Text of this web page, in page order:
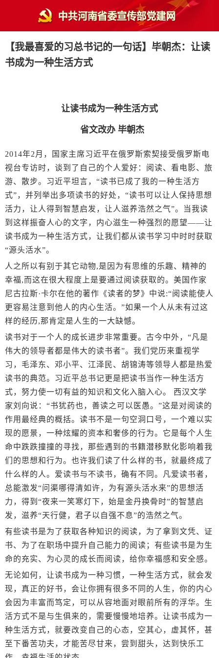
【我最喜爱的习总书记的一句话】毕朝杰：让读
书成为一种生活方式
让读书成为一种生活方式
省文改办 毕朝杰
2014年2月，国家主席习近平在俄罗斯索契接受俄罗斯电
视台专访时，谈到了自己的个人爱好：阅读、看电影、旅
游、散步。习近平坦言，“读书已成了我的一种生活方
式”，并列举出多项读书的好处，“读书可以让人保持思想
活力，让人得到智慧启发，让人滋养浩然之气”。当我读
到这样振奋人心的文字，内心滋生一种强烈的愿望——让
读书成为一种生活方式，让我们都从读书学习中时时获取
“源头活水”。
人之所以有别于其它动物,是因为有思维的乐趣、精神的
幸福,而这在很大程度上是要通过阅读获取的。美国作家
尼古拉斯·卡尔在他的著作《读者的梦》中说:“阅读能使人
更容易注意到他人的内心生活。”如果一个人从未有过这
样的经历,那肯定是人生的一大缺憾。
读书对于一个人的成长进步非常重要。古今中外，“凡是
伟大的领导者都是伟大的读书者”。我们党历来重视学
习，毛泽东、邓小平、江泽民、胡锦涛等领导人都是热爱
读书的典范。习近平总书记更是把读书当作一种生活方
式，努力使一切有益的知识和文化入脑入心。 西汉文学
家刘向说：“书犹药也，善读之可以医愚。”这是对阅读的
作用最经典的概括。读书不是一句空洞口号，一个难以实
现的愿景，一种炫耀的资本和奢侈的行为。它是每个人生
命中跌跌撞撞的寻找，那些遇到的书籍潜移默化影响着我
们的思想和行为。也许我们读了什么样的书，就最终成了
什么样的人。爱读书与不读书，确有不同。凡爱读书者，
总能激发“问渠哪得清如许，为有源头活水来”的思想活
力，得到“夜来一笑寒灯下，始是金丹换骨时”的智慧启
发，滋养“天行健，君子以自强不息”的浩然之气。
有些读书是为了获取各种知识的阅读，为了拿到文凭、证
书、为了在职场中提升自己能力的阅读；有些读书是为生
命的充实、为心灵的成长而阅读，给你幸福感和安全感。
无论如何，让读书成为一种习惯，一种生活方式，就会发
现，真正的好书，会让你拥有很多不同的人生，你的内心
会因为丰富而笃定，可以从容地面对眼前所有的浮华。生
活方式不是与生俱来的，需要慢慢地培养。让读书成为一
种生活方式，就要改变自己的心态，空其心，虚其怀，甚
至下番苦功夫，才能苦尽甘来，尝到甜头，达到快乐工